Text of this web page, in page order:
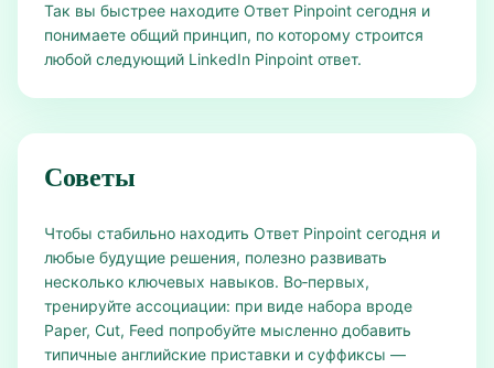
Так вы быстрее находите Ответ Pinpoint сегодня и
понимаете общий принцип, по которому строится
любой следующий LinkedIn Pinpoint ответ.
Советы
Чтобы стабильно находить Ответ Pinpoint сегодня и
любые будущие решения, полезно развивать
несколько ключевых навыков. Во‑первых,
тренируйте ассоциации: при виде набора вроде
Paper, Cut, Feed попробуйте мысленно добавить
типичные английские приставки и суффиксы —